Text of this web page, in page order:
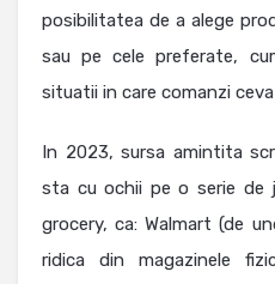
posibilitatea de a alege
sau pe cele preferate,
situatii in care comanzi
In 2023, sursa amintita
sta cu ochii pe o serie de
grocery, ca: Walmart (de
ridica din magazinele